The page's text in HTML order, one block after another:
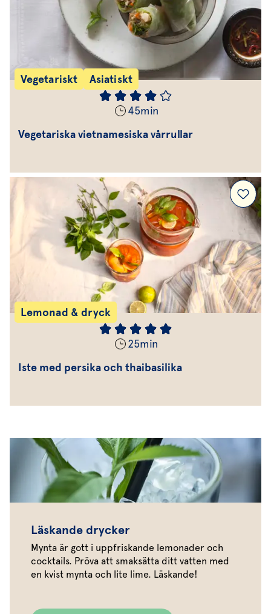
Vegetariskt Asiatiskt
45min
Vegetariska vietnamesiska vårrullar
Lemonad & dryck
25min
Iste med persika och thaibasilika
Läskande drycker
Mynta är gott i uppfriskande lemonader och
cocktails. Pröva att smaksätta ditt vatten med
en kvist mynta och lite lime. Läskande!